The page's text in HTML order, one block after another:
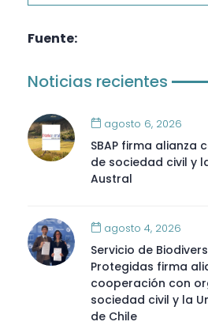
Fuente:
Noticias recientes
SBAP firma alianza
de sociedad civil y
Austral
agosto 6, 2026
Servicio de
Protegidas firma
cooperación con
sociedad civil y la
de Chile
agosto 4, 2026